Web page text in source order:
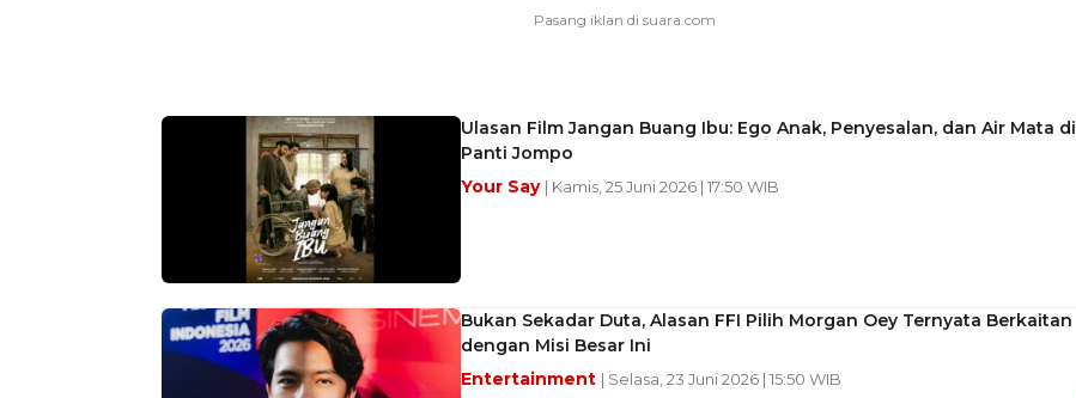
Ulasan Film Jangan Buang Ibu: Ego Anak, Penyesalan, dan Air Mata di
Panti Jompo
Your Say | Kamis, 25 Juni 2026 | 17:50 WIB
Bukan Sekadar Duta, Alasan FFI Pilih Morgan Oey Ternyata Berkaitan
dengan Misi Besar Ini
Entertainment | Selasa, 23 Juni 2026 | 15:50 WIB